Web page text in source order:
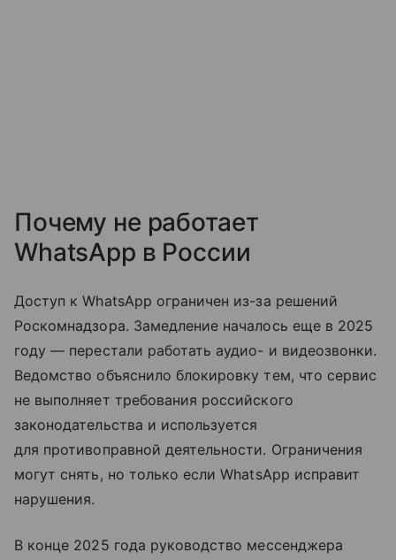
Почему не работает
WhatsApp в России
Доступ к WhatsApp ограничен из-за решений
Роскомнадзора. Замедление началось еще в 2025
году — перестали работать аудио- и видеозвонки.
Ведомство объяснило блокировку тем, что сервис
не выполняет требования российского
законодательства и используется
для противоправной деятельности. Ограничения
могут снять, но только если WhatsApp исправит
нарушения.
В конце 2025 года руководство мессенджера